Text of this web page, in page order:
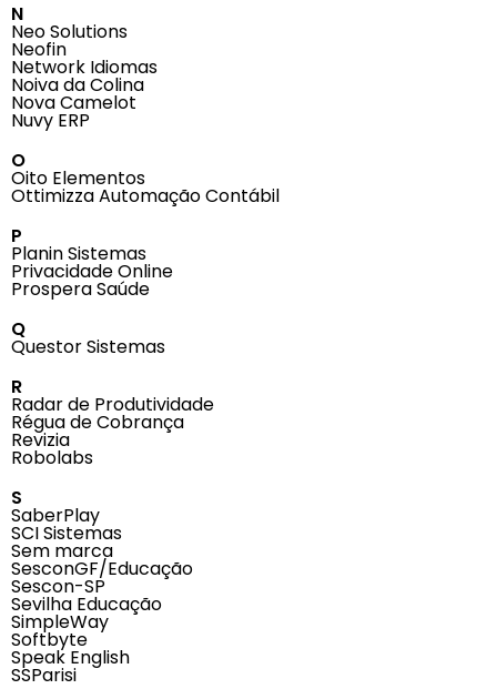
N
Neo Solutions
Neofin
Network Idiomas
Noiva da Colina
Nova Camelot
Nuvy ERP
O
Oito Elementos
Ottimizza Automação Contábil
P
Planin Sistemas
Privacidade Online
Prospera Saúde
Q
Questor Sistemas
R
Radar de Produtividade
Régua de Cobrança
Revizia
Robolabs
S
SaberPlay
SCI Sistemas
Sem marca
SesconGF/Educação
Sescon-SP
Sevilha Educação
SimpleWay
Softbyte
Speak English
SSParisi